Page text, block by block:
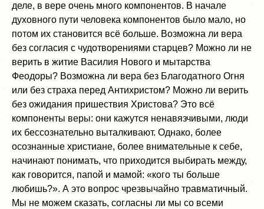
деле, в вере очень много компонентов. В начале
духовного пути человека компонентов было мало, но
потом их становится всё больше. Возможна ли вера
без согласия с чудотворениями старцев? Можно ли не
верить в житие Василия Нового и мытарства
Феодоры? Возможна ли вера без Благодатного Огня
или без страха перед Антихристом? Можно ли верить
без ожидания пришествия Христова? Это всё
компоненты веры: они кажутся ненавязчивыми, люди
их бессознательно выталкивают. Однако, более
осознанные христиане, более внимательные к себе,
начинают понимать, что приходится выбирать между,
как говорится, папой и мамой: «кого ты больше
любишь?». А это вопрос чрезвычайно травматичный.
Мы не можем сказать, согласны ли мы со всеми